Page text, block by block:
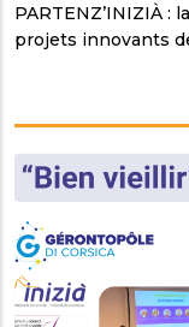
PARTENZ’INIZIÀ :
projets innovants